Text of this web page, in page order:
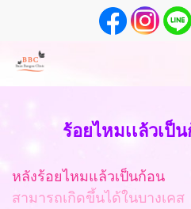
ร้อยไหมเเล้วเป็
หลังร้อยไหมแล้วเป็นก้อน
สามารถเกิดขึ้นได้ในบางเคส